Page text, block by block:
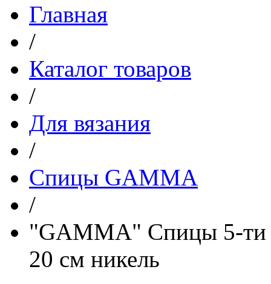
Главная
/
Каталог товаров
/
Для вязания
/
Спицы GAMMA
/
"GAMMA" Спицы 5-ти
20 см никель